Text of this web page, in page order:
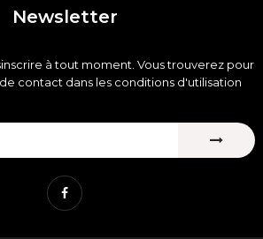
Newsletter
à tout moment. Vous trouverez pour
contact dans les conditions d'utilisation
Facebook